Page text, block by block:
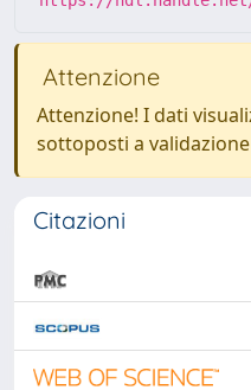
Attenzione
Attenzione! I dati
sottoposti a
Citazioni